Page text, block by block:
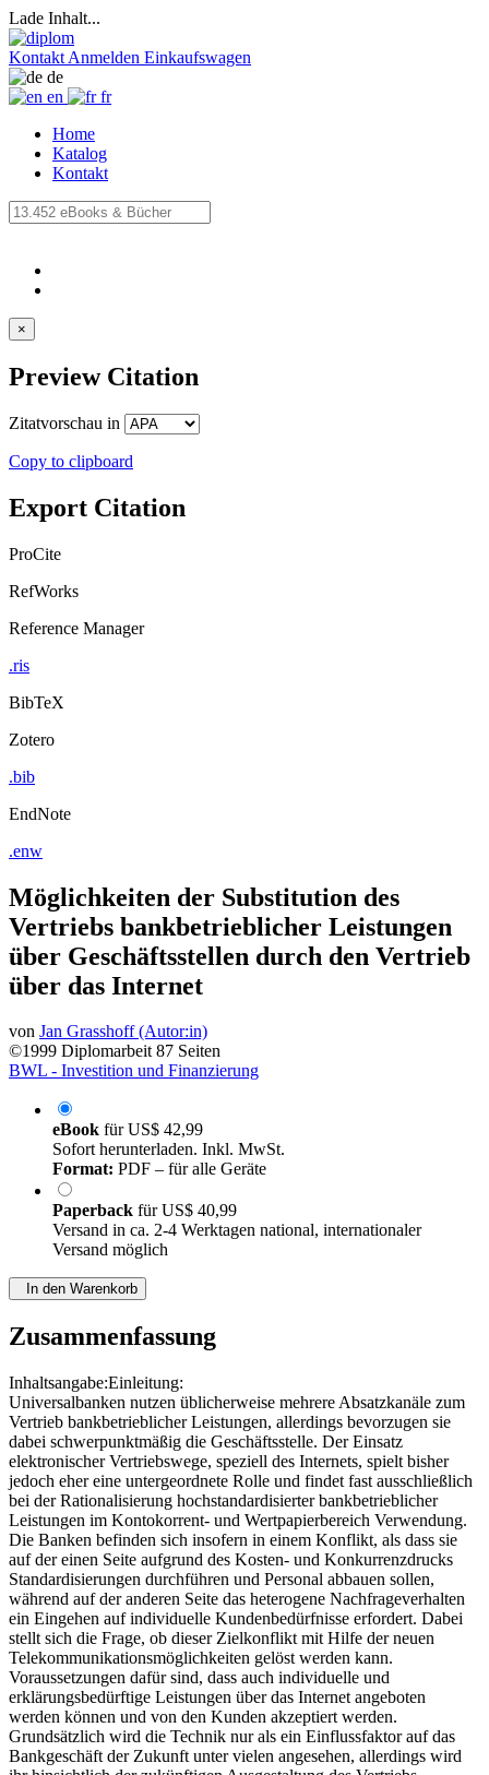
Lade Inhalt...
Kontakt Anmelden Einkaufswagen
de
en
fr
Home
Katalog
Kontakt
×
Preview Citation
Zitatvorschau in
Copy to clipboard
Export Citation
ProCite
RefWorks
Reference Manager
.ris
BibTeX
Zotero
.bib
EndNote
.enw
Möglichkeiten der Substitution des
Vertriebs bankbetrieblicher Leistungen
über Geschäftsstellen durch den Vertrieb
über das Internet
von Jan Grasshoff (Autor:in)
©1999 Diplomarbeit 87 Seiten
BWL - Investition und Finanzierung
eBook fürUS$ 42,99
Sofort herunterladen. Inkl. MwSt.
Format: PDF – für alle Geräte
Paperback fürUS$ 40,99
Versand in ca. 2-4 Werktagen national, internationaler
Versand möglich
In den Warenkorb
Zusammenfassung
Inhaltsangabe:Einleitung:
Universalbanken nutzen üblicherweise mehrere Absatzkanäle zum
Vertrieb bankbetrieblicher Leistungen, allerdings bevorzugen sie
dabei schwerpunktmäßig die Geschäftsstelle. Der Einsatz
elektronischer Vertriebswege, speziell des Internets, spielt bisher
jedoch eher eine untergeordnete Rolle und findet fast ausschließlich
bei der Rationalisierung hochstandardisierter bankbetrieblicher
Leistungen im Kontokorrent- und Wertpapierbereich Verwendung.
Die Banken befinden sich insofern in einem Konflikt, als dass sie
auf der einen Seite aufgrund des Kosten- und Konkurrenzdrucks
Standardisierungen durchführen und Personal abbauen sollen,
während auf der anderen Seite das heterogene Nachfrageverhalten
ein Eingehen auf individuelle Kundenbedürfnisse erfordert. Dabei
stellt sich die Frage, ob dieser Zielkonflikt mit Hilfe der neuen
Telekommunikationsmöglichkeiten gelöst werden kann.
Voraussetzungen dafür sind, dass auch individuelle und
erklärungsbedürftige Leistungen über das Internet angeboten
werden können und von den Kunden akzeptiert werden.
Grundsätzlich wird die Technik nur als ein Einflussfaktor auf das
Bankgeschäft der Zukunft unter vielen angesehen, allerdings wird